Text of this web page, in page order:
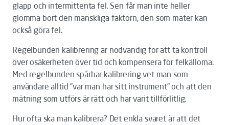
glapp och intermittenta fel. Sen får man inte heller
glömma bort den mänskliga faktorn, den som mäter kan
också göra fel.
Regelbunden kalibrering är nödvändig för att ta kontroll
över osäkerheten över tid och kompensera för felkällorna.
Med regelbunden spårbar kalibrering vet man som
användare alltid ”var man har sitt instrument” och att den
mätning som utförs är rätt och har varit tillförlitlig.
Hur ofta ska man kalibrera? Det enkla svaret är att det